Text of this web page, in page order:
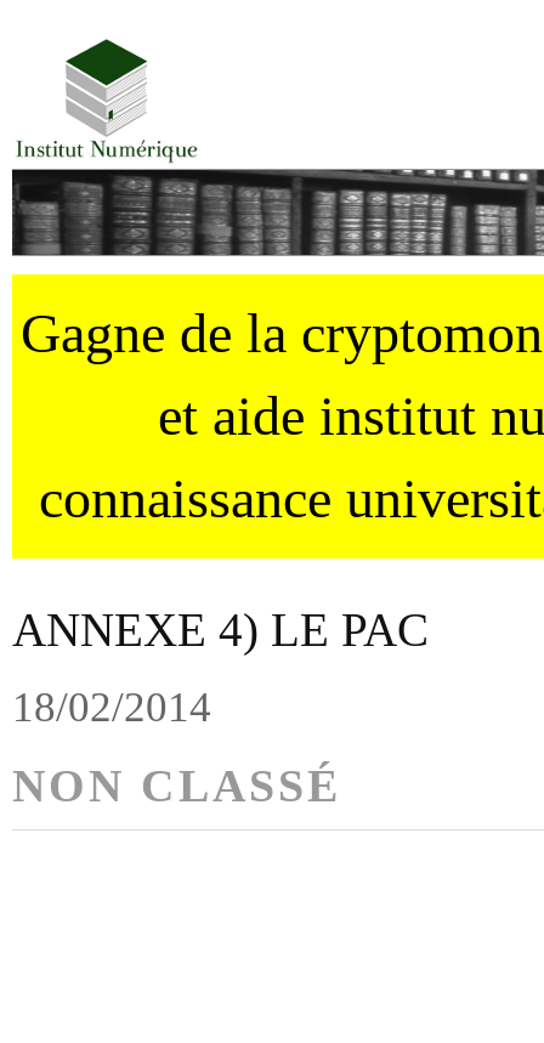
Gagne de la
et aide institut
connaissance
ANNEXE 4) LE PAC
18/02/2014
NON CLASSÉ